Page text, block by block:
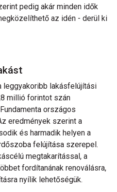
pedig akár minden idők
az idén - derül ki
leggyakoribb lakásfelújítási
millió forintot szán
országos
eredmények szerint a
és harmadik helyen a
felújítása szerepel.
megtakarítással, a
fordítanának renoválásra,
nyílik lehetőségük.